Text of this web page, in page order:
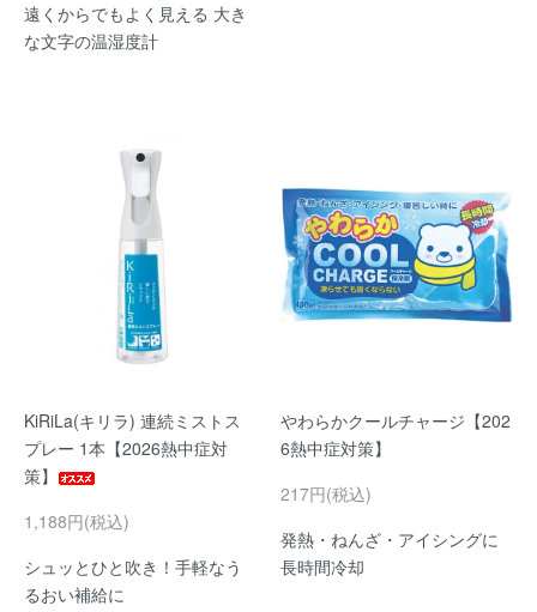
遠くからでもよく見える 大き
な文字の温湿度計
KiRiLa(キリラ) 連続ミストス
プレー 1本【2026熱中症対
策】
1,188円(税込)
シュッとひと吹き！手軽なう
るおい補給に
やわらかクールチャージ【202
6熱中症対策】
217円(税込)
発熱・ねんざ・アイシングに
長時間冷却